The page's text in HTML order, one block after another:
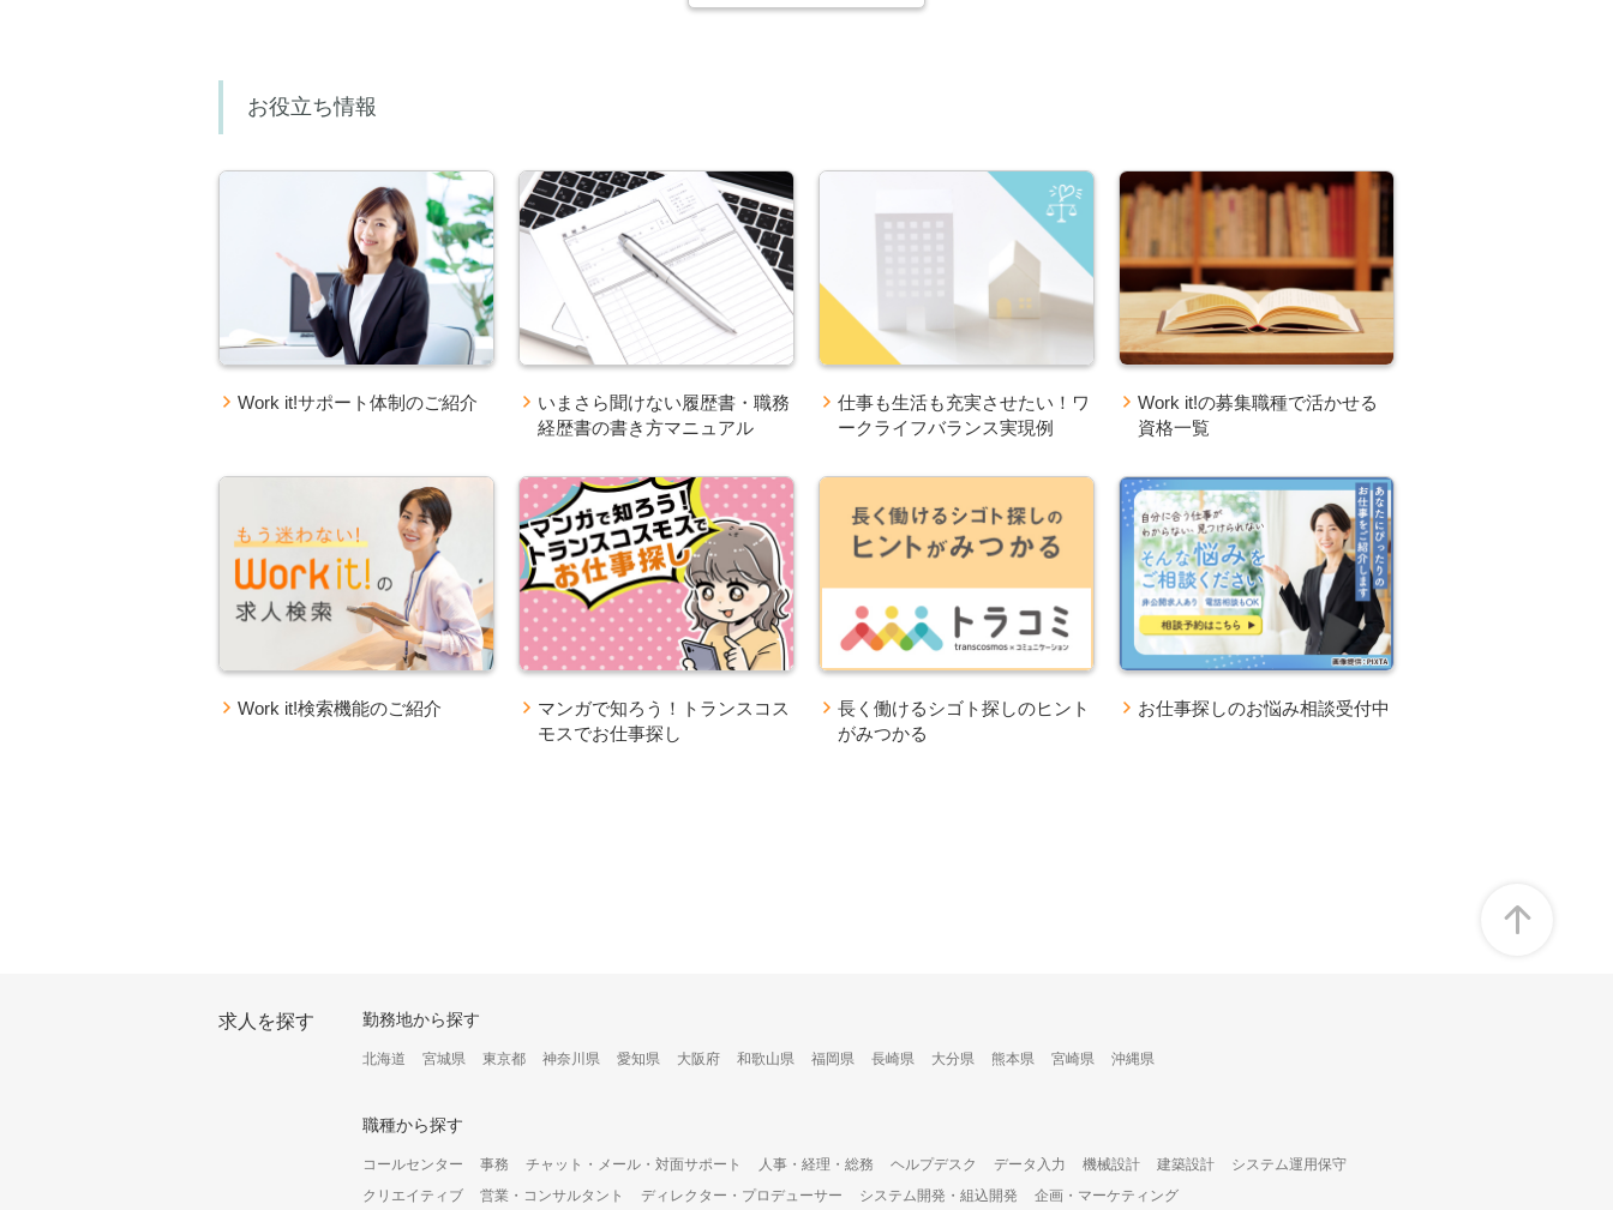
お役立ち情報
Work it!サポート体制のご紹介
いまさら聞けない履歴書・職務
経歴書の書き方マニュアル
仕事も生活も充実させたい！ワ
ークライフバランス実現例
Work it!の募集職種で活かせる
資格一覧
Work it!検索機能のご紹介
マンガで知ろう！トランスコス
モスでお仕事探し
長く働けるシゴト探しのヒント
がみつかる
お仕事探しのお悩み相談受付中
求人を探す 勤務地から探す
北海道 宮城県 東京都 神奈川県 愛知県 大阪府 和歌山県 福岡県 長崎県 大分県 熊本県 宮崎県 沖縄県
職種から探す
コールセンター 事務 チャット・メール・対面サポート 人事・経理・総務 ヘルプデスク データ入力 機械設計 建築設計
システム運用保守
クリエイティブ
営業・コンサルタント ディレクター・プロデューサー システム開発・組込開発 企画・マーケティング